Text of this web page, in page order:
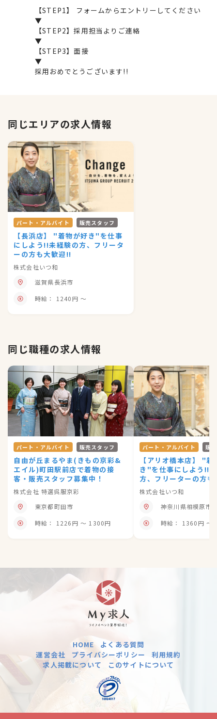
【STEP1】 フォームからエントリーしてください
▼
【STEP2】採用担当よりご連絡
▼
【STEP3】面接
▼
採用おめでとうございます!!
同じエリアの求人情報
パート・アルバイト 販売スタッフ
【長浜店】 "着物が好き"を仕事
にしよう!!未経験の方、フリータ
ーの方も大歓迎!!
株式会社いつ和
滋賀県長浜市
時給： 1240円 〜
同じ職種の求人情報
パート・アルバイト 販売スタッフ
自由が丘まるやま(きもの京彩&
エイル)町田駅前店で着物の接
客・販売スタッフ募集中！
株式会社 特選呉服京彩
東京都町田市
時給： 1226円 〜 1300円
パート・アルバイト 販
【アリオ橋本店】 "着
き"を仕事にしよう!!
方、フリーターの方
株式会社いつ和
神奈川県相模原市
時給： 1360円 〜
HOME
よくある質問
運営会社
プライバシーポリシー
利用規約
求人掲載について
このサイトについて